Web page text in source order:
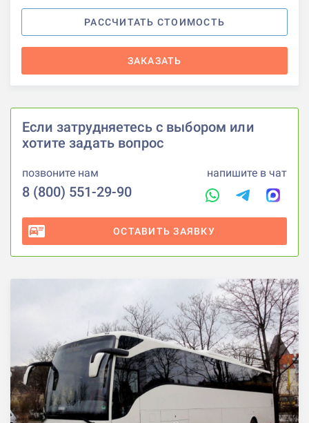
РАССЧИТАТЬ СТОИМОСТЬ
ЗАКАЗАТЬ
Если затрудняетесь с выбором или
хотите задать вопрос
позвоните нам
8 (800) 551-29-90
напишите в чат
ОСТАВИТЬ ЗАЯВКУ